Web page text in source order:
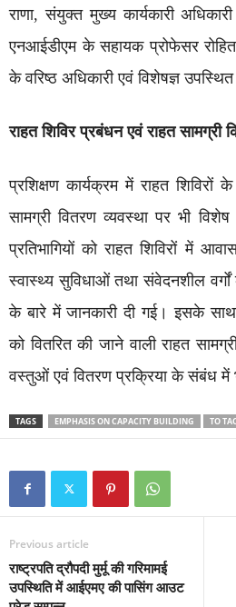
राणा, संयुक्त मुख्य कार्यकारी
एनआईडीएम के सहायक प्रोफेसर रोहित
के वरिष्ठ अधिकारी एवं विशेषज्ञ
राहत शिविर प्रबंधन एवं राहत सामग्री
प्रशिक्षण कार्यक्रम में राहत शिविरों
सामग्री वितरण व्यवस्था पर भी
प्रतिभागियों को राहत शिविरों में
स्वास्थ्य सुविधाओं तथा संवेदनशील
के बारे में जानकारी दी गई। इसके साथ
को वितरित की जाने वाली राहत
वस्तुओं एवं वितरण प्रक्रिया के संबंध में
TAGS EMPHASIS ON CAPACITY BUILDING TO
Previous article
राष्ट्रपति द्रौपदी मुर्मू की गरिमामई
उपस्थिति में आईएमए की पासिंग आउट